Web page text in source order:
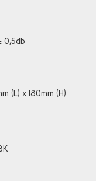
0,5db
(L) x 180mm (H)